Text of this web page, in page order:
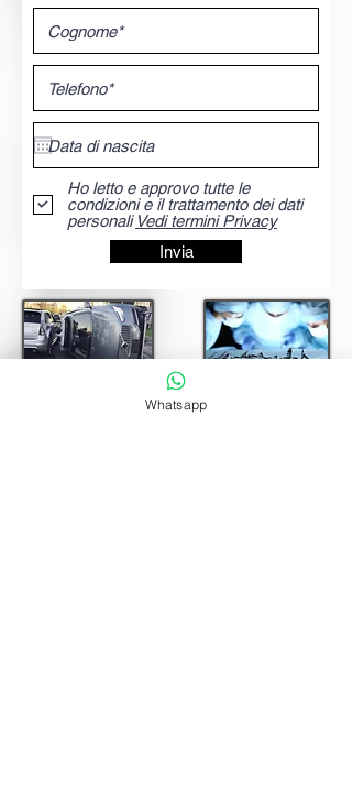
Ho letto e approvo tutte le
condizioni e il trattamento dei dati
personali Vedi termini Privacy
Invia
Whatsapp